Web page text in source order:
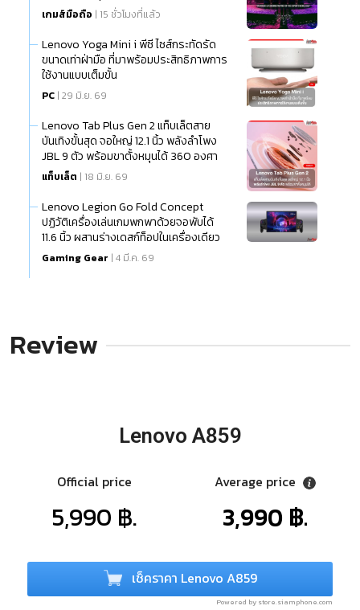
เกมส์มือถือ | 15 ชั่วโมงที่แล้ว
Lenovo Yoga Mini i พีซี ไซส์กระทัดรัด
ขนาดเท่าฝ่ามือ ที่มาพร้อมประสิทธิภาพการ
ใช้งานแบบเต็มขั้น
PC | 29 มิ.ย. 69
Lenovo Tab Plus Gen 2 แท็บเล็ตสาย
บันเทิงขั้นสุด จอใหญ่ 12.1 นิ้ว พลังลำโพง
JBL 9 ตัว พร้อมขาตั้งหมุนได้ 360 องศา
แท็บเล็ต | 18 มิ.ย. 69
Lenovo Legion Go Fold Concept
ปฏิวัติเครื่องเล่นเกมพกพาด้วยจอพับได้
11.6 นิ้ว ผสานร่างเดสก์ท็อปในเครื่องเดียว
Gaming Gear | 4 มี.ค. 69
Review
Lenovo A859
Official price
5,990 ฿.
Average price
3,990 ฿.
เช็คราคา Lenovo A859
Powered by store.siamphone.com